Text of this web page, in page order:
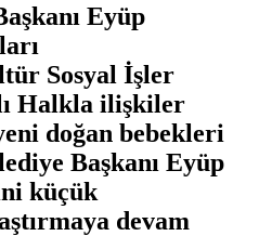
Eyüp
Sosyal İşler
Halkla ilişkiler
doğan bebekleri
Başkanı Eyüp
küçük
devam